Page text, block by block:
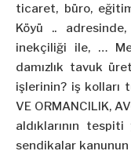
ticaret, büro,
Köyü ..
inekçiliği ile, …
damızlık tavuk
işlerinin? iş kolları
VE ORMANCILIK,
aldıklarının tespiti
sendikalar kanunun